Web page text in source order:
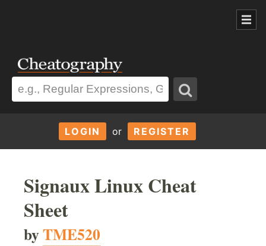
LOGIN or REGISTER
Signaux Linux Cheat
Sheet
byTME520